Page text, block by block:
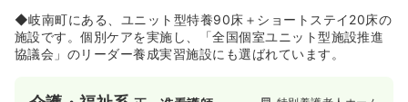
◆岐南町にある、ユニット型特養90床＋ショートステイ20床の
施設です。個別ケアを実施し、「全国個室ユニット型施設推進
協議会」のリーダー養成実習施設にも選ばれています。